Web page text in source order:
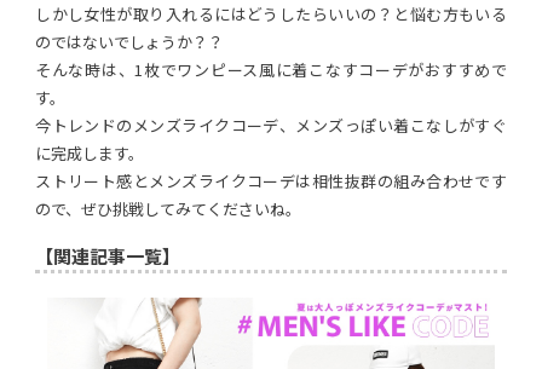
しかし女性が取り入れるにはどうしたらいいの？と悩む方もいる
のではないでしょうか？？
そんな時は、1枚でワンピース風に着こなすコーデがおすすめで
す。
今トレンドのメンズライクコーデ、メンズっぽい着こなしがすぐ
に完成します。
ストリート感とメンズライクコーデは相性抜群の組み合わせです
ので、ぜひ挑戦してみてくださいね。
【関連記事一覧】